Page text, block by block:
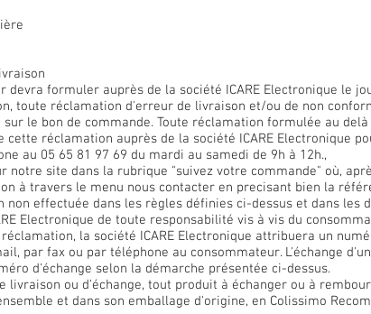
devra formuler auprès de la société ICARE Electronique le
toute réclamation d'erreur de livraison et/ou de non
le bon de commande. Toute réclamation formulée au
cette réclamation auprès de la société ICARE Electronique
au 05 65 81 97 69 du mardi au samedi de 9h à 12h.,
notre site dans la rubrique "suivez votre commande" où,
à travers le menu nous contacter en precisant bien la
non effectuée dans les règles définies ci-dessus et dans
Electronique de toute responsabilité vis à vis du
la société ICARE Electronique attribuera un
par fax ou par téléphone au consommateur. L'échange
d'échange selon la démarche présentée ci-dessus.
livraison ou d'échange, tout produit à échanger ou à
et dans son emballage d'origine, en Colissimo